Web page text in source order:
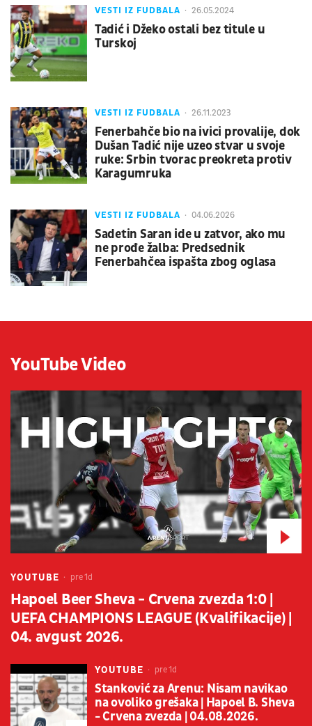
VESTI IZ FUDBALA 26.05.2024
Tadić i Džeko ostali bez titule u
Turskoj
VESTI IZ FUDBALA 26.11.2023
Fenerbahče bio na ivici provalije, dok
Dušan Tadić nije uzeo stvar u svoje
ruke: Srbin tvorac preokreta protiv
Karagumruka
VESTI IZ FUDBALA 04.06.2026
Sadetin Saran ide u zatvor, ako mu
ne prođe žalba: Predsednik
Fenerbahčea ispašta zbog oglasa
YouTube Video
YOUTUBE pre 1d
Hapoel Beer Sheva - Crvena zvezda 1:0 |
UEFA CHAMPIONS LEAGUE (Kvalifikacije) |
04. avgust 2026.
YOUTUBE pre 1d
Stanković za Arenu: Nisam navikao
na ovoliko grešaka | Hapoel B. Sheva
- Crvena zvezda | 04.08.2026.